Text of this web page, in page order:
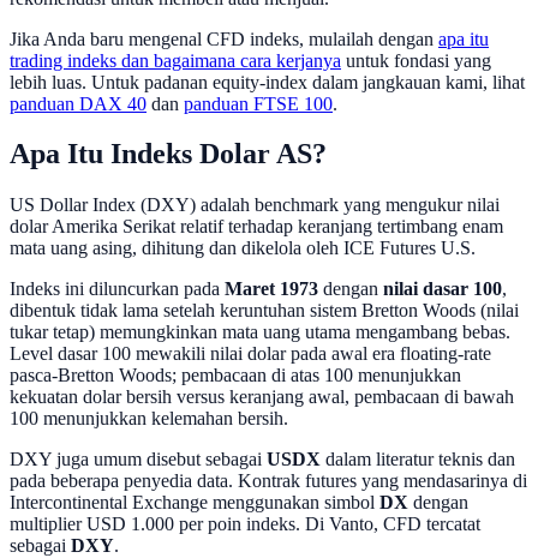
Jika Anda baru mengenal CFD indeks, mulailah dengan apa itu
trading indeks dan bagaimana cara kerjanya untuk fondasi yang
lebih luas. Untuk padanan equity-index dalam jangkauan kami, lihat
panduan DAX 40 dan panduan FTSE 100.
Apa Itu Indeks Dolar AS?
US Dollar Index (DXY) adalah benchmark yang mengukur nilai
dolar Amerika Serikat relatif terhadap keranjang tertimbang enam
mata uang asing, dihitung dan dikelola oleh ICE Futures U.S.
Indeks ini diluncurkan pada Maret 1973 dengan nilai dasar 100,
dibentuk tidak lama setelah keruntuhan sistem Bretton Woods (nilai
tukar tetap) memungkinkan mata uang utama mengambang bebas.
Level dasar 100 mewakili nilai dolar pada awal era floating-rate
pasca-Bretton Woods; pembacaan di atas 100 menunjukkan
kekuatan dolar bersih versus keranjang awal, pembacaan di bawah
100 menunjukkan kelemahan bersih.
DXY juga umum disebut sebagai USDX dalam literatur teknis dan
pada beberapa penyedia data. Kontrak futures yang mendasarinya di
Intercontinental Exchange menggunakan simbol DX dengan
multiplier USD 1.000 per poin indeks. Di Vanto, CFD tercatat
sebagai DXY.